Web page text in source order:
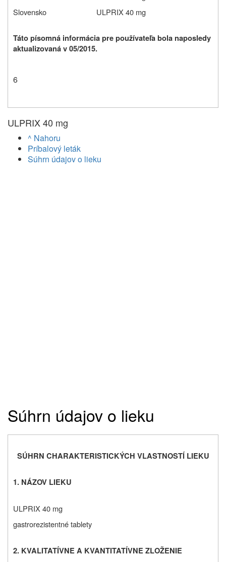
Slovensko
ULPRIX 40 mg
Táto písomná informácia pre používateľa bola naposledy
aktualizovaná v 05/2015.
6
ULPRIX 40 mg
^ Nahoru
Príbalový leták
Súhrn údajov o lieku
Súhrn údajov o lieku
SÚHRN CHARAKTERISTICKÝCH VLASTNOSTÍ LIEKU
1. NÁZOV LIEKU
ULPRIX 40 mg
gastrorezistentné tablety
2. KVALITATÍVNE A KVANTITATÍVNE ZLOŽENIE